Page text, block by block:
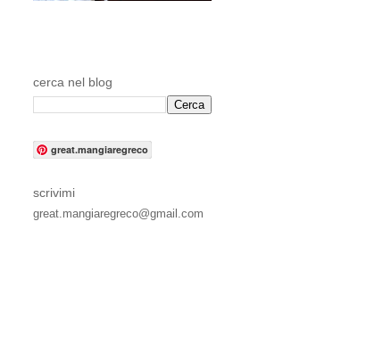
cerca nel blog
great.mangiaregreco
scrivimi
great.mangiaregreco@gmail.com